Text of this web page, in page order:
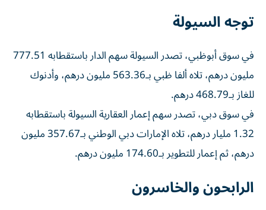
توجه السيولة
في سوق أبوظبي، تصدر السيولة سهم الدار باستقطابه 777.51
مليون درهم، تلاه ألفا ظبي بـ563.36 مليون درهم، وأدنوك
للغاز بـ468.79 درهم.
في سوق دبي، تصدر سهم إعمار العقارية السيولة باستقطابه
1.32 مليار درهم، تلاه الإمارات دبي الوطني بـ357.67 مليون
درهم، ثم إعمار للتطوير بـ174.60 مليون درهم.
الرابحون والخاسرون